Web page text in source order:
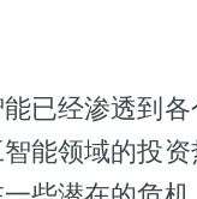
已经渗透到各
能领域的投资